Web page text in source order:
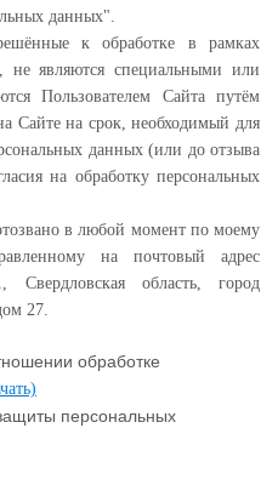
данных".
к обработке в рамках
не являются специальными или
Пользователем Сайта путём
Сайте на срок, необходимый для
данных (или до отзыва
на обработку персональных
в любой момент по моему
на почтовый адрес
Свердловская область, город
27.
обработке
персональных